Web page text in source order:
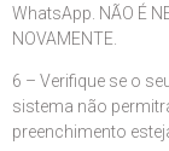
WhatsApp. NÃO É
NOVAMENTE.
6 – Verifique se o
sistema não
preenchimento